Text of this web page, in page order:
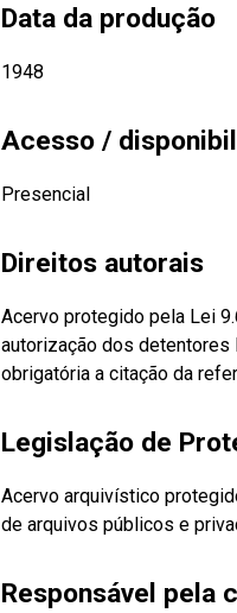
Data da produção
1948
Acesso /
Presencial
Direitos autorais
Acervo protegido pela Lei
autorização dos
obrigatória a citação da
Legislação de
Acervo arquivístico
de arquivos públicos e
Responsável pela